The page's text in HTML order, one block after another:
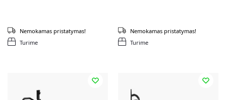
Turime
Nemokamas pristatymas!
Turime
Nemokamas pristatymas!